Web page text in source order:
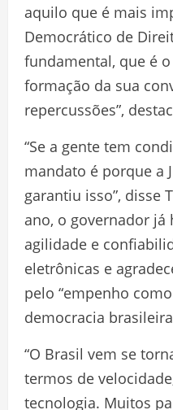
aquilo que é mais
Democrático de
fundamental, que é
formação da sua
repercussões”,
“Se a gente tem
mandato é porque a
garantiu isso”, disse
ano, o governador já
agilidade e
eletrônicas e
pelo “empenho
democracia
“O Brasil vem se
termos de
tecnologia. Muitos